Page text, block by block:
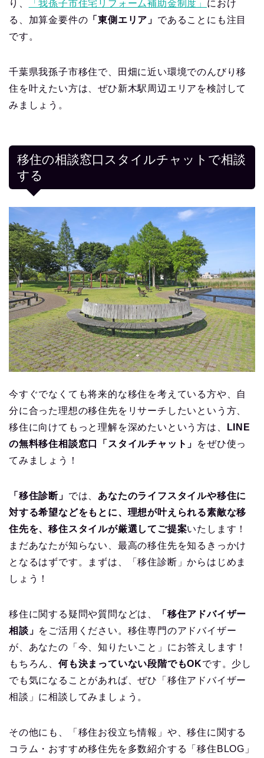
り、 「我孫子市住宅リフォーム補助金制度」 におけ
る、加算金要件の 「東側エリア」 であることにも注目
です。
千葉県我孫子市移住で、田畑に近い環境でのんびり移
住を叶えたい方は、ぜひ新木駅周辺エリアを検討して
みましょう。
移住の相談窓口スタイルチャットで相談
する
今すぐでなくても将来的な移住を考えている方や、自
分に合った理想の移住先をリサーチしたいという方、
移住に向けてもっと理解を深めたいという方は、
LINE
の無料移住相談窓口「スタイルチャット」
をぜひ使っ
てみましょう！
「移住診断」 では、 あなたのライフスタイルや移住に
対する希望などをもとに、理想が叶えられる素敵な移
住先を、移住スタイルが厳選してご提案いたします！
まだあなたが知らない、最高の移住先を知るきっかけ
となるはずです。まずは、「移住診断」からはじめま
しょう！
移住に関する疑問や質問などは、
「移住アドバイザー
相談」 をご活用ください。移住専門のアドバイザー
が、あなたの「今、知りたいこと」にお答えします！
もちろん、 何も決まっていない段階でもOKです。少し
でも気になることがあれば、ぜひ「移住アドバイザー
相談」に相談してみましょう。
その他にも、「移住お役立ち情報」や、移住に関する
コラム・おすすめ移住先を多数紹介する「移住BLOG」